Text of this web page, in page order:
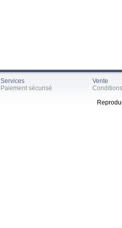
Services
Paiement sécurisé
Vente